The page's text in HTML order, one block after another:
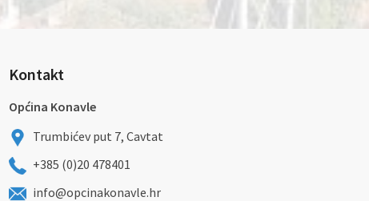
Kontakt
Općina Konavle
Trumbićev put 7, Cavtat
+385 (0)20 478401
info@opcinakonavle.hr